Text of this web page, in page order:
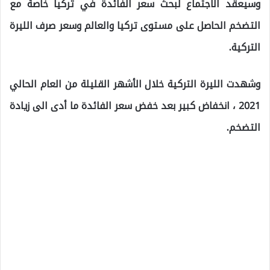
وسيعقد الاجتماع لبحث سعر الفائدة في تركيا خاصة مع
التضخم الحاصل على مستوى تركيا والعالم وسعر صرف الليرة
التركية.
وشهدت الليرة التركية خلال الأشهر القليلة من العام الحالي
2021 ، انخفاض كبير بعد خفض سعر الفائدة ما أدى الى زيادة
التضخم.